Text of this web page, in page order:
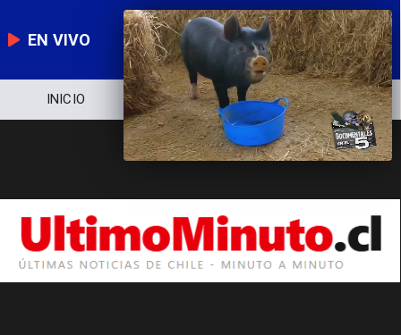
EN VIVO
NOTICIERO POLÍTICA ECONOMÍA